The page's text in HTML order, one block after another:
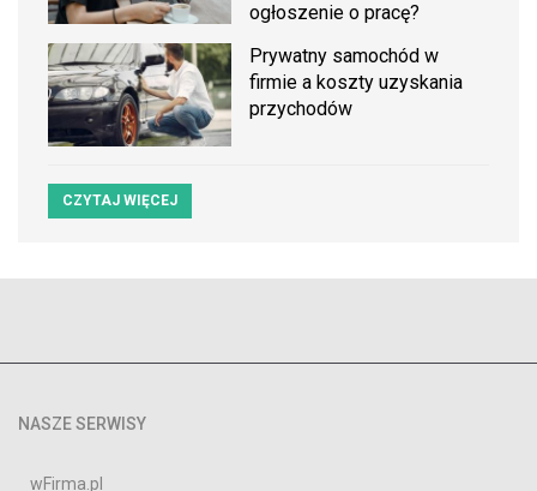
ogłoszenie o pracę?
Prywatny samochód w
firmie a koszty uzyskania
przychodów
CZYTAJ WIĘCEJ
NASZE SERWISY
wFirma.pl